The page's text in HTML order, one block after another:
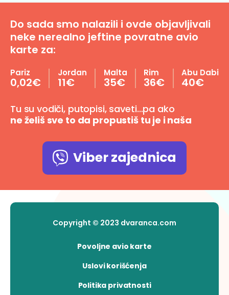
Do sada smo nalazili i ovde objavljivali
neke nerealno jeftine povratne avio
karte za:
Pariz
0,02€
Jordan
11€
Malta
35€
Rim
36€
Abu Dabi
40€
Tu su vodiči, putopisi, saveti…pa ako
ne želiš sve to da propustiš tu je i naša
Viber zajednica
Copyright © 2023 dvaranca.com
Povoljne avio karte
Uslovi korišćenja
Politika privatnosti